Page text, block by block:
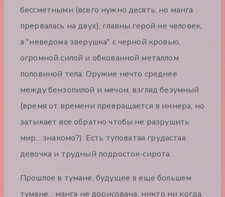
бессметными (всего нужно десять, но манга
прервалась на двух), главны герой не человек,
а "неведома зверушка" с черной кровью,
огромной силой и обкованной металлом
половиной тела. Оружие нечто среднее
между бензопилой и мечом, взгляд безумный
(время от времени превращается в иннера, но
затыкает все обратно чтобы не разрушить
мир... знакомо?). Есть туповатая грудастая
девочка и трудный подросток-сирота...
Прошлое в тумане, будущее в еще большем
тумане... манга не дорисована, никто ни когда